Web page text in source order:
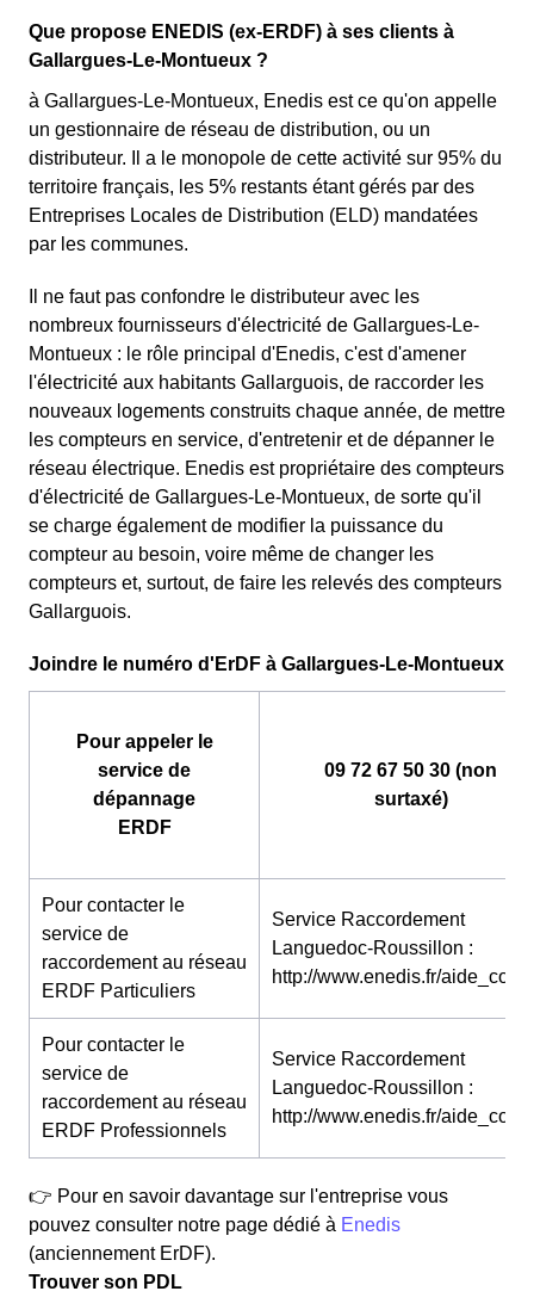
Que propose ENEDIS (ex-ERDF) à ses clients à
Gallargues-Le-Montueux ?
à Gallargues-Le-Montueux, Enedis est ce qu'on appelle
un gestionnaire de réseau de distribution, ou un
distributeur. Il a le monopole de cette activité sur 95% du
territoire français, les 5% restants étant gérés par des
Entreprises Locales de Distribution (ELD) mandatées
par les communes.
Il ne faut pas confondre le distributeur avec les
nombreux fournisseurs d'électricité de Gallargues-Le-
Montueux : le rôle principal d'Enedis, c'est d'amener
l'électricité aux habitants Gallarguois, de raccorder les
nouveaux logements construits chaque année, de mettre
les compteurs en service, d'entretenir et de dépanner le
réseau électrique. Enedis est propriétaire des compteurs
d'électricité de Gallargues-Le-Montueux, de sorte qu'il
se charge également de modifier la puissance du
compteur au besoin, voire même de changer les
compteurs et, surtout, de faire les relevés des compteurs
Gallarguois.
Joindre le numéro d'ErDF à Gallargues-Le-Montueux
Pour appeler le
service de
dépannage
ERDF
09 72 67 50 30 (non
surtaxé)
Pour contacter le
service de
raccordement au réseau
ERDF Particuliers
Service Raccordement
Languedoc-Roussillon :
http://www.enedis.fr/
Pour contacter le
service de
raccordement au réseau
ERDF Professionnels
Service Raccordement
Languedoc-Roussillon :
http://www.enedis.fr/
👉 Pour en savoir davantage sur l'entreprise vous
pouvez consulter notre page dédié à Enedis
(anciennement ErDF).
Trouver son PDL